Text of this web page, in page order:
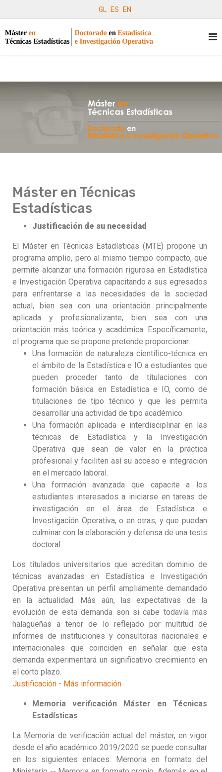
GL ES EN
Máster en Técnicas
Estadísticas
Justificación de su necesidad
El Máster en Técnicas Estadísticas (MTE) propone un
programa amplio, pero al mismo tiempo compacto, que
permite alcanzar una formación rigurosa en Estadística
e Investigación Operativa capacitando a sus egresados
para enfrentarse a las necesidades de la sociedad
actual, bien sea con una orientación principalmente
aplicada y profesionalizante, bien sea con una
orientación más teórica y académica. Específicamente,
el programa que se propone pretende proporcionar:
Una formación de naturaleza científico-técnica en
el ámbito de la Estadística e IO a estudiantes que
pueden proceder tanto de titulaciones con
formación básica en Estadística e IO, como de
titulaciones de tipo técnico y que les permita
desarrollar una actividad de tipo académico.
Una formación aplicada e interdisciplinar en las
técnicas de Estadística y la Investigación
Operativa que sean de valor en la práctica
profesional y faciliten así su acceso e integración
en el mercado laboral.
Una formación avanzada que capacite a los
estudiantes interesados a iniciarse en tareas de
investigación en el área de Estadística e
Investigación Operativa, o en otras, y que puedan
culminar con la elaboración y defensa de una tesis
doctoral.
Los titulados universitarios que acreditan dominio de
técnicas avanzadas en Estadística e Investigación
Operativa presentan un perfil ampliamente demandado
en la actualidad. Más aún, las expectativas de la
evolución de esta demanda son si cabe todavía más
halagüeñas a tenor de lo reflejado por multitud de
informes de instituciones y consultoras nacionales e
internacionales que coinciden en señalar que esta
demanda experimentará un significativo crecimiento en
el corto plazo.
Justificación - Más información
Memoria verificación Máster en Técnicas
Estadísticas
La Memoria de verificación actual del máster, en vigor
desde el año académico 2019/2020 se puede consultar
en los siguientes enlaces: Memoria en formato del